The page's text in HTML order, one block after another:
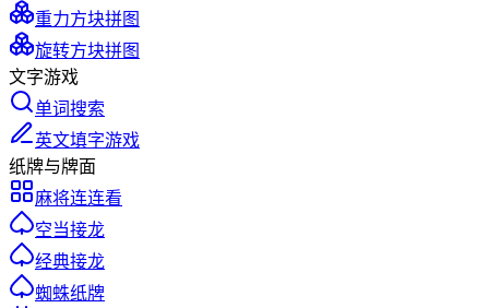
重力方块拼图
旋转方块拼图
文字游戏
单词搜索
英文填字游戏
纸牌与牌面
麻将连连看
空当接龙
经典接龙
蜘蛛纸牌